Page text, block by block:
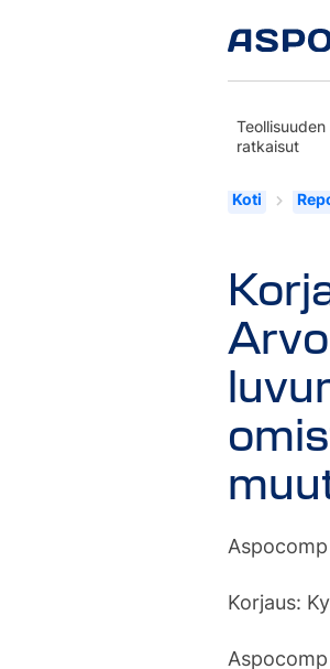
Teollisuuden
ratkaisut
Koti
Korjaus: